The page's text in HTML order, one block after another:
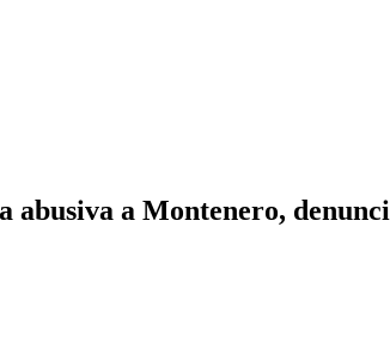
abusiva a Montenero,